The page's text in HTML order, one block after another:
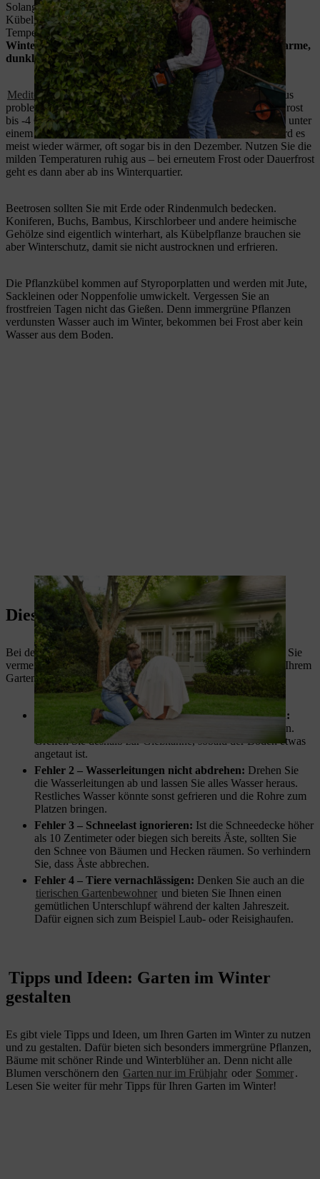
Solange sich noch kein Frost angekündigt hat, dürfen robuste
Kübelpflanzen wie Oleander oder Agapanthus bei milden
Temperaturen draußen bleiben. Zögern Sie den Einzug ins
Winterquartier möglichst lange hinaus, denn das oft zu warme,
dunkle Winterquartier bedeutet Stress für die Pflanzen.
Mediterrane Pflanzenstecken Temperaturen um 0 Grad Celsius
problemlos weg, robuste Oleander oder
Olivenbäume
sogar Frost
bis -4 Grad. Die ersten Fröste überstehen die Pflanzen deshalb unter
einem Bettlaken oder Noppenfolie dicht am Haus. Danach wird es
meist wieder wärmer, oft sogar bis in den Dezember. Nutzen Sie die
milden Temperaturen ruhig aus – bei erneutem Frost oder Dauerfrost
geht es dann aber ab ins Winterquartier.
Beetrosen sollten Sie mit Erde oder Rindenmulch bedecken.
Koniferen, Buchs, Bambus, Kirschlorbeer und andere heimische
Gehölze sind eigentlich winterhart, als Kübelpflanze brauchen sie
aber Winterschutz, damit sie nicht austrocknen und erfrieren.
Die Pflanzkübel kommen auf Styroporplatten und werden mit Jute,
Sackleinen oder Noppenfolie umwickelt. Vergessen Sie an
frostfreien Tagen nicht das Gießen. Denn immergrüne Pflanzen
verdunsten Wasser auch im Winter, bekommen bei Frost aber kein
Wasser aus dem Boden.
Ein Gartenvlies kann Kübelpflanzen vor der Kälte schützen.
Diese 4 Fehler sollten Sie vermeiden
Bei der Gartenpflege im Winter gibt es eine Menge Fehler, die Sie
vermeiden sollten, um auch in der kalten Jahreszeit Freude an Ihrem
Garten zu haben – dazu zählen auch die folgenden:
Fehler 1 – Immergrüne Pflanzen austrocknen lassen:
Immergrüne Pflanzen sollten Sie auch im Winter wässern.
Greifen Sie deshalb zur Gießkanne, sobald der Boden etwas
angetaut ist.
Fehler 2 – Wasserleitungen nicht abdrehen: Drehen Sie
die Wasserleitungen ab und lassen Sie alles Wasser heraus.
Restliches Wasser könnte sonst gefrieren und die Rohre zum
Platzen bringen.
Fehler 3 – Schneelast ignorieren: Ist die Schneedecke höher
als 10 Zentimeter oder biegen sich bereits Äste, sollten Sie
den Schnee von Bäumen und Hecken räumen. So verhindern
Sie, dass Äste abbrechen.
Fehler 4 – Tiere vernachlässigen: Denken Sie auch an die
tierischen Gartenbewohner und bieten Sie Ihnen einen
gemütlichen Unterschlupf während der kalten Jahreszeit.
Dafür eignen sich zum Beispiel Laub- oder Reisighaufen.
Tipps und Ideen: Garten im Winter
gestalten
Es gibt viele Tipps und Ideen, um Ihren Garten im Winter zu nutzen
und zu gestalten. Dafür bieten sich besonders immergrüne Pflanzen,
Bäume mit schöner Rinde und Winterblüher an. Denn nicht alle
Blumen verschönern den Garten nur im Frühjahr oder Sommer.
Lesen Sie weiter für mehr Tipps für Ihren Garten im Winter!